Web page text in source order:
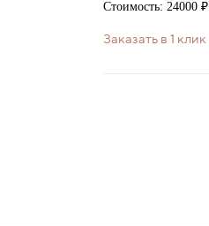
Стоимость: 24000 ₽
Заказать в 1 клик